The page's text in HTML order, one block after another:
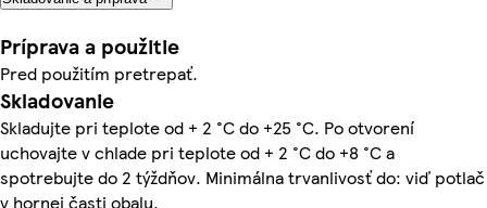
Príprava a použitie
Pred použitím pretrepať.
Skladovanie
Skladujte pri teplote od + 2 °C do +25 °C. Po otvorení
uchovajte v chlade pri teplote od + 2 °C do +8 °C a
spotrebujte do 2 týždňov. Minimálna trvanlivosť do: viď potlač
v hornej časti obalu.